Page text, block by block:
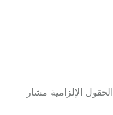
الحقول الإلزامية مشار